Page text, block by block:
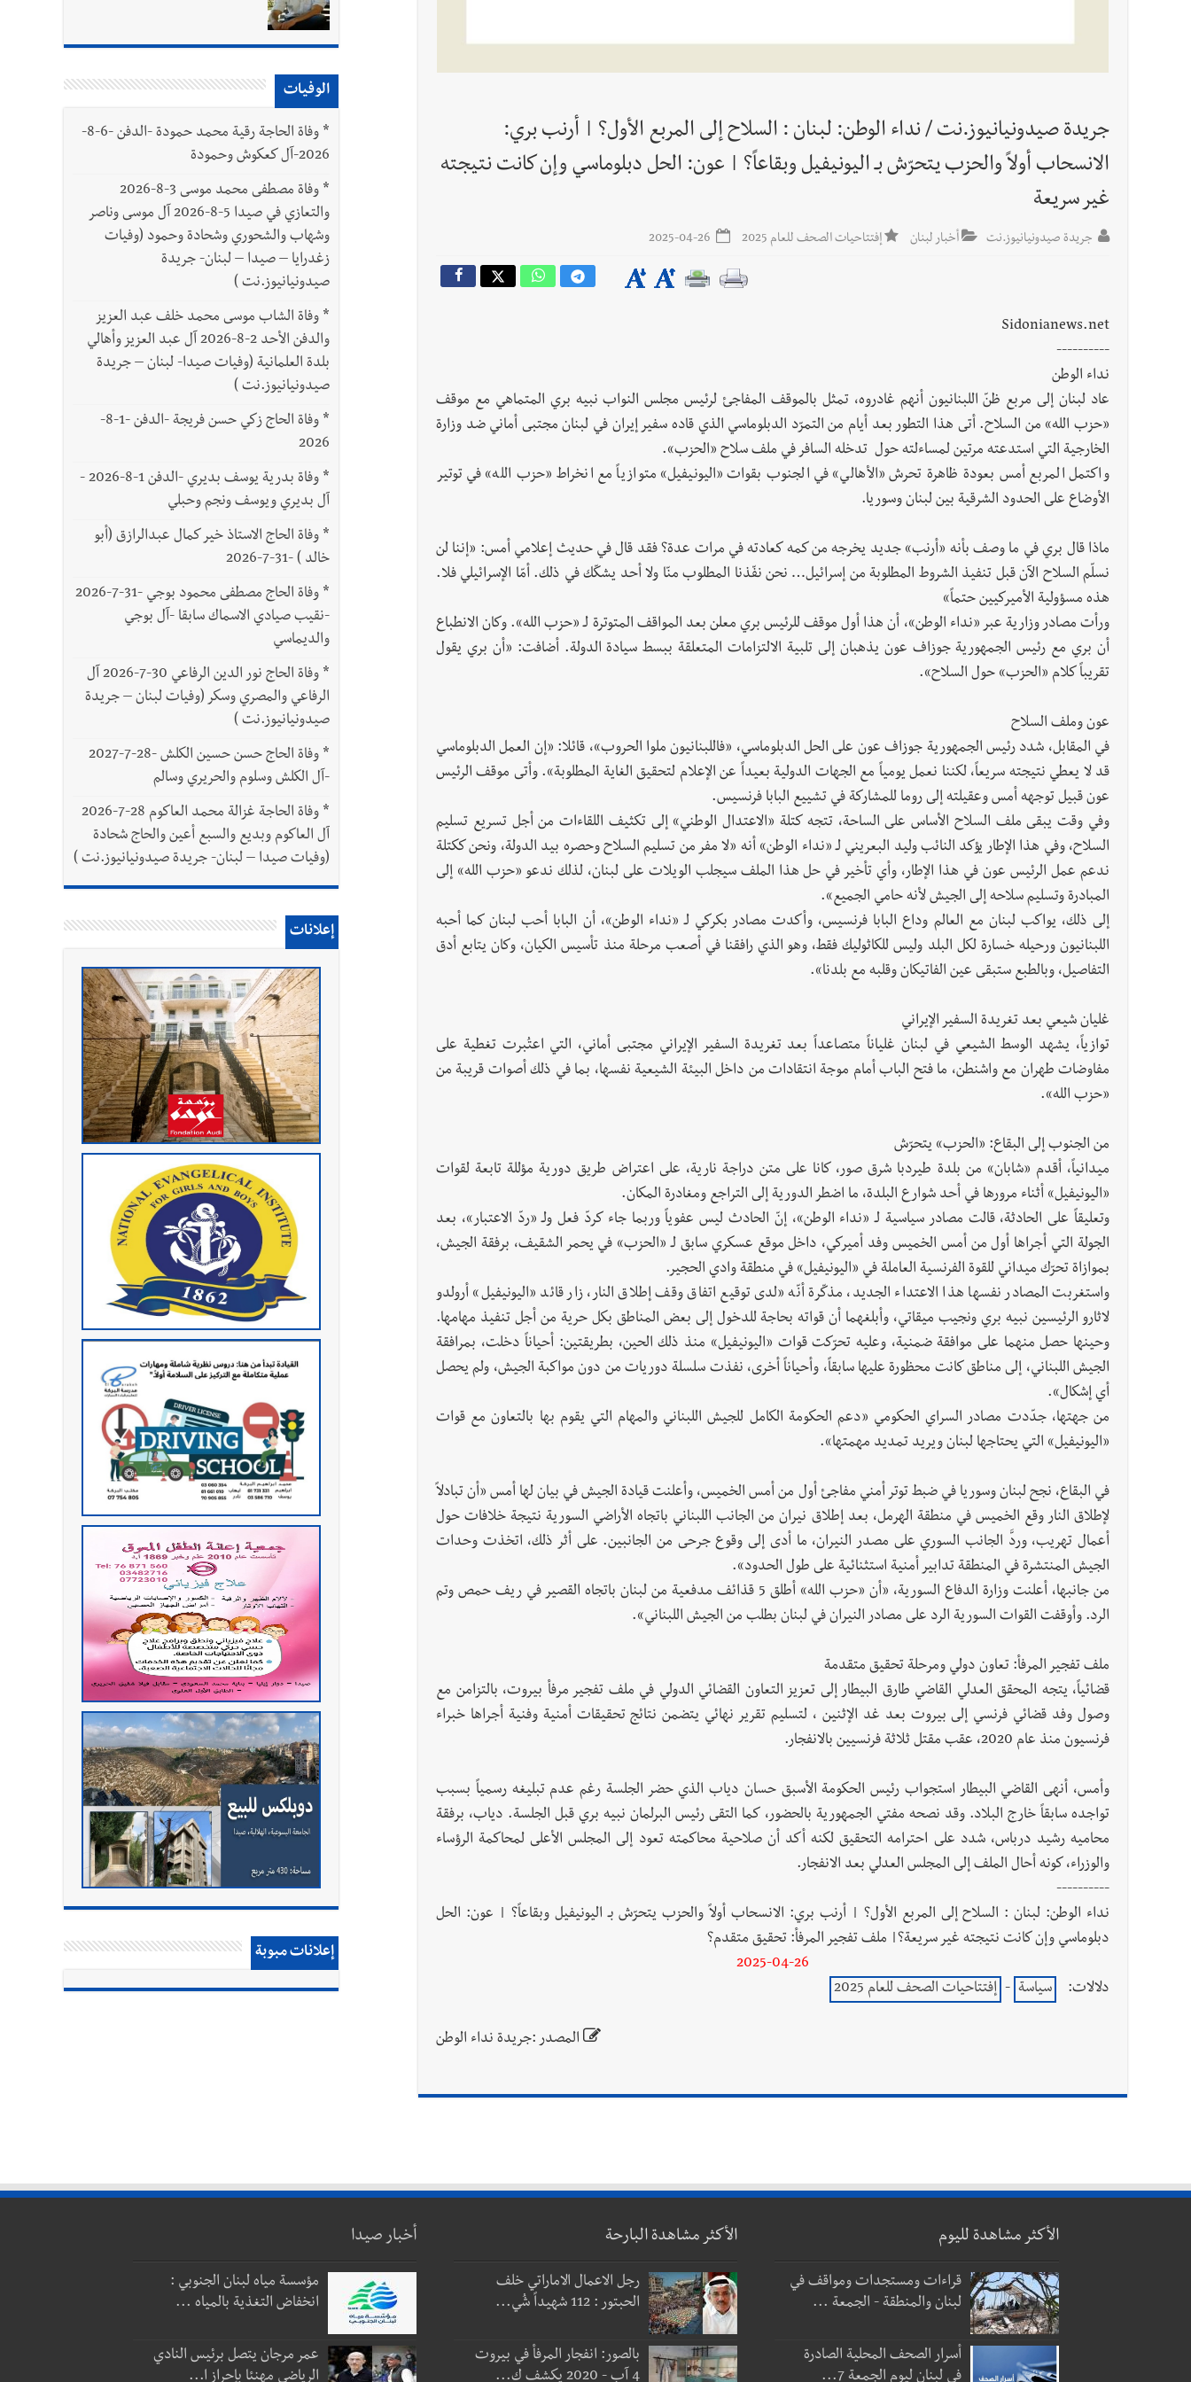
العالم العربي
رجل الاعمال الاماراتي خلف الحبتور : 112 شهيداً شُيّعوا في ‫غزة‬ بعد أن بقوا تحت الأنقاض منذ عام 2023: أيُعقل أن يبقى الشعب الفلسطيني يعيش كل هذا الألم؟ وإلى متى
أخبار صيدا بلدية صيدا تهنئ نادي الأهلي صيدا بإحرازه بطولة لبنان بكرة الطاولة للرجال للعام الرابع على التوالي
جريدة صيدونيانيوز.نت / نداء الوطن: لبنان : السلاح إلى المربع الأول؟ | أرنب بري:
الانسحاب أولاً والحزب يتحرّش بـ اليونيفيل وبقاعاً؟ | عون: الحل دبلوماسي وإن كانت نتيجته
غير سريعة
جريدة صيدونيانيوز.نت أخبار لبنان إفتتاحيات الصحف للعام 2025
Sidonianews.net
----------
نداء الوطن
عاد لبنان إلى مربع ظنّ اللبنانيون أنهم غادروه، تمثل بالموقف المفاجئ لرئيس مجلس النواب نبيه بري المتماهي مع موقف
«حزب الله» من السلاح. أتى هذا التطور بعد أيام من التمرّد الدبلوماسي الذي قاده سفير إيران في لبنان مجتبى أماني ضد وزارة
الخارجية التي استدعته مرتين لمساءلته حول تدخله السافر في ملف سلاح «الحزب».
واكتمل المربع أمس بعودة ظاهرة تحرش «الأهالي» في الجنوب بقوات «اليونيفيل» متوازياً مع انخراط «حزب الله» في توتير
الأوضاع على الحدود الشرقية بين لبنان وسوريا.
ماذا قال بري في ما وصف بأنه «أرنب» جديد يخرجه من كمه كعادته في مرات عدة؟ فقد قال في حديث إعلامي أمس: «إننا لن
نسلّم السلاح الآن قبل تنفيذ الشروط المطلوبة من إسرائيل… نحن نفّذنا المطلوب منّا ولا أحد يشكّك في ذلك. أمّا الإسرائيلي فلا.
هذه مسؤولية الأميركيين حتماً»
ورأت مصادر وزارية عبر «نداء الوطن»، أن هذا أول موقف للرئيس بري معلن بعد المواقف المتوترة لـ «حزب الله». وكان الانطباع
أن بري مع رئيس الجمهورية جوزاف عون يذهبان إلى تلبية الالتزامات المتعلقة ببسط سيادة الدولة. أضافت: «أن بري يقول
تقريباً كلام «الحزب» حول السلاح».
عون وملف السلاح
في المقابل، شدد رئيس الجمهورية جوزاف عون على الحل الدبلوماسي، «فاللبنانيون ملوا الحروب»، قائلا: «إن العمل الدبلوماسي
قد لا يعطي نتيجته سريعاً، لكننا نعمل يومياً مع الجهات الدولية بعيداً عن الإعلام لتحقيق الغاية المطلوبة». وأتى موقف الرئيس
عون قبيل توجهه أمس وعقيلته إلى روما للمشاركة في تشييع البابا فرنسيس.
وفي وقت يبقى ملف السلاح الأساس على الساحة، تتجه كتلة «الاعتدال الوطني» إلى تكثيف اللقاءات من أجل تسريع تسليم
السلاح، وفي هذا الإطار يؤكد النائب وليد البعريني لـ «نداء الوطن» أنه «لا مفر من تسليم السلاح وحصره بيد الدولة، ونحن ككتلة
ندعم عمل الرئيس عون في هذا الإطار، وأي تأخير في حل هذا الملف سيجلب الويلات على لبنان، لذلك ندعو «حزب الله» إلى
المبادرة وتسليم سلاحه إلى الجيش لأنه حامي الجميع».
إلى ذلك، يواكب لبنان مع العالم وداع البابا فرنسيس، وأكدت مصادر بكركي لـ «نداء الوطن»، أن البابا أحب لبنان كما أحبه
اللبنانيون ورحيله خسارة لكل البلد وليس للكاثوليك فقط، وهو الذي رافقنا في أصعب مرحلة منذ تأسيس الكيان، وكان يتابع أدق
التفاصيل، وبالطبع ستبقى عين الفاتيكان وقلبه مع بلدنا».
غليان شيعي بعد تغريدة السفير الإيراني
توازياً، يشهد الوسط الشيعي في لبنان غلياناً متصاعداً بعد تغريدة السفير الإيراني مجتبى أماني، التي اعتُبرت تغطية على
مفاوضات طهران مع واشنطن، ما فتح الباب أمام موجة انتقادات من داخل البيئة الشيعية نفسها، بما في ذلك أصوات قريبة من
«حزب الله».
من الجنوب إلى البقاع: «الحزب» يتحرّش
ميدانياً، أقدم «شابان» من بلدة طيردبا شرق صور، كانا على متن دراجة نارية، على اعتراض طريق دورية مؤللة تابعة لقوات
«اليونيفيل» أثناء مرورها في أحد شوارع البلدة، ما اضطر الدورية إلى التراجع ومغادرة المكان.
وتعليقاً على الحادثة، قالت مصادر سياسية لـ «نداء الوطن»، إنّ الحادث ليس عفوياً وربما جاء كردّ فعل ولـ «ردّ الاعتبار»، بعد
الجولة التي أجراها أول من أمس الخميس وفد أميركي، داخل موقع عسكري سابق لـ «الحزب» في يحمر الشقيف، برفقة الجيش،
بموازاة تحرّك ميداني للقوة الفرنسية العاملة في «اليونيفيل» في منطقة وادي الحجير.
واستغربت المصادر نفسها هذا الاعتداء الجديد، مذكّرة أنّه «لدى توقيع اتفاق وقف إطلاق النار، زار قائد «اليونيفيل» أرولدو
لاثارو الرئيسين نبيه بري ونجيب ميقاتي، وأبلغهما أن قواته بحاجة للدخول إلى بعض المناطق بكل حرية من أجل تنفيذ مهامها.
وحينها حصل منهما على موافقة ضمنية، وعليه تحرّكت قوات «اليونيفيل» منذ ذلك الحين، بطريقتين: أحياناً دخلت، بمرافقة
الجيش اللبناني، إلى مناطق كانت محظورة عليها سابقاً، وأحياناً أخرى، نفذت سلسلة دوريات من دون مواكبة الجيش، ولم يحصل
أي إشكال».
من جهتها، جدّدت مصادر السراي الحكومي «دعم الحكومة الكامل للجيش اللبناني والمهام التي يقوم بها بالتعاون مع قوات
«اليونيفيل» التي يحتاجها لبنان ويريد تمديد مهمتها».
في البقاع، نجح لبنان وسوريا في ضبط توتر أمني مفاجئ أول من أمس الخميس، وأعلنت قيادة الجيش في بيان لها أمس «أن تبادلاً
لإطلاق النار وقع الخميس في منطقة الهرمل، بعد إطلاق نيران من الجانب اللبناني باتجاه الأراضي السورية نتيجة خلافات حول
أعمال تهريب، وردَّ الجانب السوري على مصدر النيران، ما أدى إلى وقوع جرحى من الجانبين. على أثر ذلك، اتخذت وحدات
الجيش المنتشرة في المنطقة تدابير أمنية استثنائية على طول الحدود».
من جانبها، أعلنت وزارة الدفاع السورية، «أن «حزب الله» أطلق 5 قذائف مدفعية من لبنان باتجاه القصير في ريف حمص وتم
الرد. وأوقفت القوات السورية الرد على مصادر النيران في لبنان بطلب من الجيش اللبناني».
ملف تفجير المرفأ: تعاون دولي ومرحلة تحقيق متقدمة
قضائياً، يتجه المحقق العدلي القاضي طارق البيطار إلى تعزيز التعاون القضائي الدولي في ملف تفجير مرفأ بيروت، بالتزامن مع
وصول وفد قضائي فرنسي إلى بيروت بعد غد الإثنين ، لتسليم تقرير نهائي يتضمن نتائج تحقيقات أمنية وفنية أجراها خبراء
فرنسيون منذ عام 2020، عقب مقتل ثلاثة فرنسيين بالانفجار.
وأمس، أنهى القاضي البيطار استجواب رئيس الحكومة الأسبق حسان دياب الذي حضر الجلسة رغم عدم تبليغه رسمياً بسبب
تواجده سابقاً خارج البلاد. وقد نصحه مفتي الجمهورية بالحضور، كما التقى رئيس البرلمان نبيه بري قبل الجلسة. دياب، برفقة
محاميه رشيد درباس، شدد على احترامه التحقيق لكنه أكد أن صلاحية محاكمته تعود إلى المجلس الأعلى لمحاكمة الرؤساء
والوزراء، كونه أحال الملف إلى المجلس العدلي بعد الانفجار.
----------
نداء الوطن: لبنان : السلاح إلى المربع الأول؟ | أرنب بري: الانسحاب أولاً والحزب يتحرّش بـ اليونيفيل وبقاعاً؟ | عون: الحل
دبلوماسي وإن كانت نتيجته غير سريعة؟| ملف تفجير المرفأ: تحقيق متقدم؟
2025-04-26
دلالات:
سياسة - إفتتاحيات الصحف للعام 2025
المصدر :جريدة نداء الوطن
الوفيات
*
وفاة الحاجة رقية محمد حمودة -الدفن -6-8-
2026-آل كعكوش وحمودة
*
وفاة مصطفى محمد موسى 3-8-2026
والتعازي في صيدا 5-8-2026 آل موسى وناصر
وشهاب والشحوري وشحادة وحمود (وفيات
زغدرايا – صيدا – لبنان- جريدة
صيدونيانيوز.نت )
* وفاة الشاب موسى محمد خلف عبد العزيز
والدفن الأحد 2-8-2026 آل عبد العزيز وأهالي
بلدة العلمانية (وفيات صيدا- لبنان – جريدة
صيدونيانيوز.نت )
*
وفاة الحاج زكي حسن فريجة -الدفن -1-8-
2026
*
وفاة بدرية يوسف بديري -الدفن 1-8-2026 -
آل بديري ويوسف ونجم وحبلي
* وفاة الحاج الاستاذ خير كمال عبدالرازق (أبو
خالد ) -31-7-2026
*
وفاة الحاج مصطفى محمود بوجي -31-7-2026
-نقيب صيادي الاسماك سابقا -آل بوجي
والديماسي
*
وفاة الحاج نور الدين الرفاعي 30-7-2026 آل
الرفاعي والمصري وسكر (وفيات لبنان – جريدة
صيدونيانيوز.نت )
*
وفاة الحاج حسن حسين الكلش -28-7-2027
-آل الكلش وسلوم والحريري وسالم
*
وفاة الحاجة غزالة محمد العاكوم 28-7-2026
آل العاكوم وبديع والسبع أعين والحاج شحادة
(وفيات صيدا – لبنان- جريدة صيدونيانيوز.نت )
إعلانات
إعلانات مبوبة
الأكثر مشاهدة لليوم
قراءات ومستجدات ومواقف في
لبنان والمنطقة - الجمعة ...
أسرار الصحف المحلية الصادرة
في لبنان ليوم الجمعة 7...
الأكثر مشاهدة البارحة
رجل الاعمال الاماراتي خلف
الحبتور : 112 شهيداً شُي...
بالصور: انفجار المرفأ في بيروت
4 آب - 2020 يكشف ك...
أخبار صيدا
مؤسسة مياه لبنان الجنوبي :
انخفاض التغذية بالمياه ...
عمر مرجان يتصل برئيس النادي
الرياضي مهنئا بإحراز ا...